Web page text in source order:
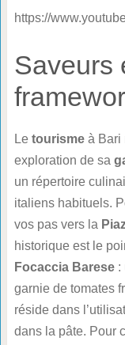
https://
Saveurs
Le tourismeà Bari
exploration de sa
un répertoire
italiens habituels.
vos pas vers la
historique est le
Focaccia Barese:
garnie de tomates
réside dans
dans la pâte. Pour